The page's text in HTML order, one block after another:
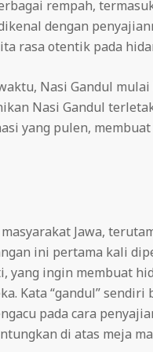
rempah,
dengan
rasa otentik pada
Nasi Gandul
Nasi Gandul
yang pulen,
Jawa,
ini pertama kali
yang ingin membuat
Kata “gandul” sendiri
pada cara
di atas meja